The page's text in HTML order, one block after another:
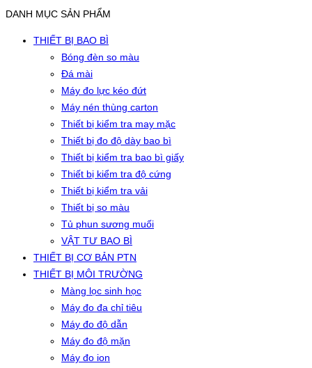
DANH MỤC SẢN PHẨM
THIẾT BỊ BAO BÌ
Bóng đèn so màu
Đá mài
Máy đo lực kéo đứt
Máy nén thùng carton
Thiết bị kiểm tra may mặc
Thiết bị đo độ dày bao bì
Thiết bị kiểm tra bao bì giấy
Thiết bị kiểm tra độ cứng
Thiết bị kiểm tra vải
Thiết bị so màu
Tủ phun sương muối
VẬT TƯ BAO BÌ
THIẾT BỊ CƠ BẢN PTN
THIẾT BỊ MÔI TRƯỜNG
Màng lọc sinh học
Máy đo đa chỉ tiêu
Máy đo độ dẫn
Máy đo độ mặn
Máy đo ion